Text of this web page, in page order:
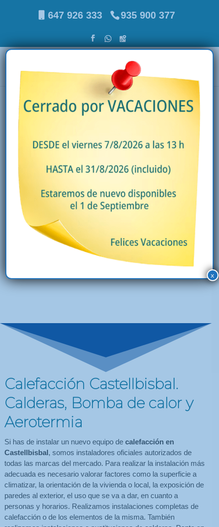
647 926 333 935 900 377
Calefacción
Castellbisbal
Ver Calefacción y Calderas
Calefacción Castellbisbal.
Calderas, Bomba de calor y
Aerotermia
Si has de instalar un nuevo equipo de calefacción en
Castellbisbal, somos instaladores oficiales autorizados de
todas las marcas del mercado. Para realizar la instalación más
adecuada es necesario valorar factores como la superficie a
climatizar, la orientación de la vivienda o local, la exposición de
paredes al exterior, el uso que se va a dar, en cuanto a
personas y horarios. Realizamos instalaciones completas de
calefacción o de los elementos de la misma. También
x